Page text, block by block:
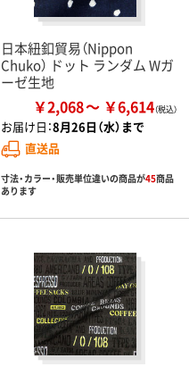
日本紐釦貿易（Nippon
Chuko） ドット ランダム Wガ
ーゼ生地
￥2,068 ￥6,614
お届け日：8月26日（水）まで
直送品
寸法・カラー・販売単位違いの商品が45商品
あります